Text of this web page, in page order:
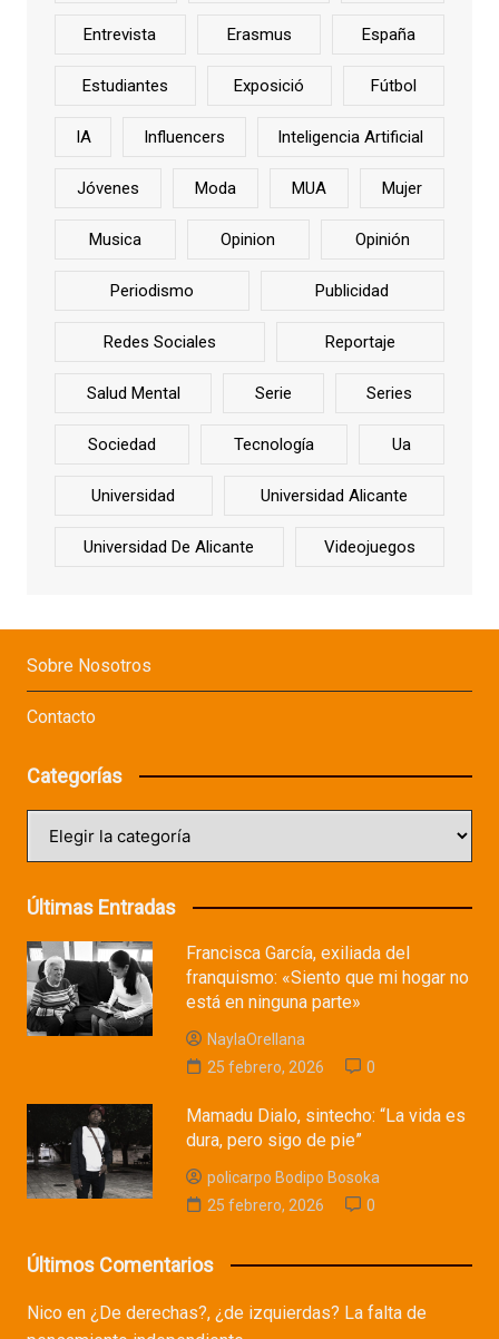
Entrevista Erasmus España
Estudiantes Exposició Fútbol
IA Influencers Inteligencia Artificial
Jóvenes Moda MUA Mujer
Musica Opinion Opinión
Periodismo Publicidad
Redes Sociales Reportaje
Salud Mental Serie Series
Sociedad Tecnología Ua
Universidad Universidad Alicante
Universidad De Alicante Videojuegos
Sobre Nosotros
Contacto
Categorías
Últimas Entradas
Francisca García, exiliada del
franquismo: «Siento que mi hogar no
está en ninguna parte»
NaylaOrellana
25 febrero, 2026
0
Mamadu Dialo, sintecho: “La vida es
dura, pero sigo de pie”
policarpo Bodipo Bosoka
25 febrero, 2026
0
Últimos Comentarios
Nicoen ¿De derechas?, ¿de izquierdas? La falta de